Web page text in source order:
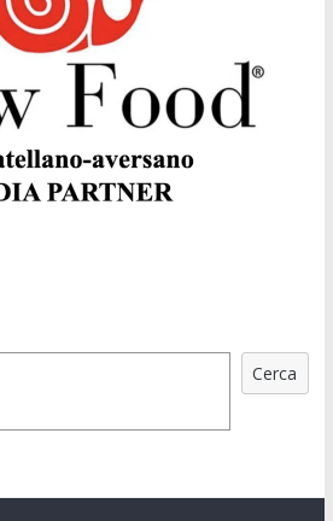
Cerca